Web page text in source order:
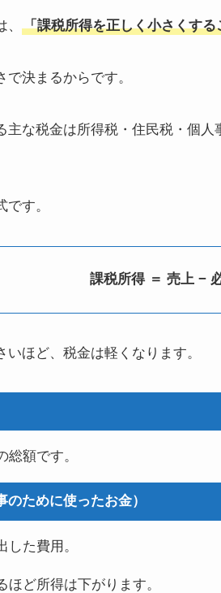
「課税所得を正しく小さくする
決まるからです。
主な税金は所得税・住民税・個
す。
課税所得 ＝ 売上 −
いほど、税金は軽くなります。
総額です。
のために使ったお金）
した費用。
ほど所得は下がります。